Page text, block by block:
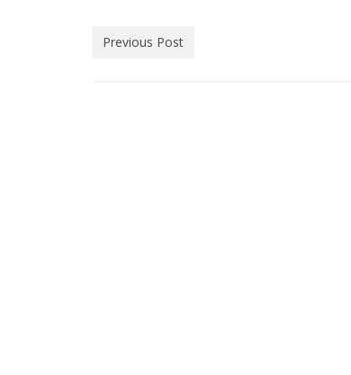
Previous Post